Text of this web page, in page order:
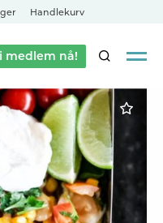
Handlekurv
medlem nå!SØK